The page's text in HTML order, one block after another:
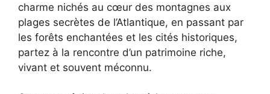
charme nichés au cœur des montagnes aux
plages secrètes de l’Atlantique, en passant par
les forêts enchantées et les cités historiques,
partez à la rencontre d’un patrimoine riche,
vivant et souvent méconnu.